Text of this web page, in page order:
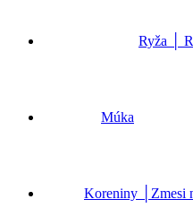
Ryža │
Múka
Koreniny │Zmesi